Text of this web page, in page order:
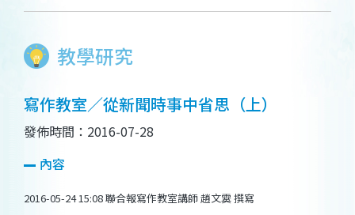
教學研究
寫作教室／從新聞時事中省思（上）
發佈時間：2016-07-28
內容
2016-05-24 15:08 聯合報寫作教室講師 趙文霙 撰寫